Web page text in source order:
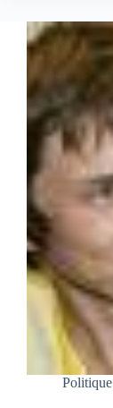
Politique